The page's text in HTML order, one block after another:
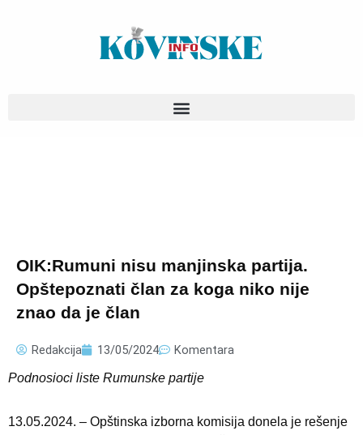
OIK:Rumuni nisu manjinska partija.
Opštepoznati član za koga niko nije
znao da je član
Redakcija 13/05/2024 Komentara
Podnosioci liste Rumunske partije
13.05.2024. – Opštinska izborna komisija donela je rešenje